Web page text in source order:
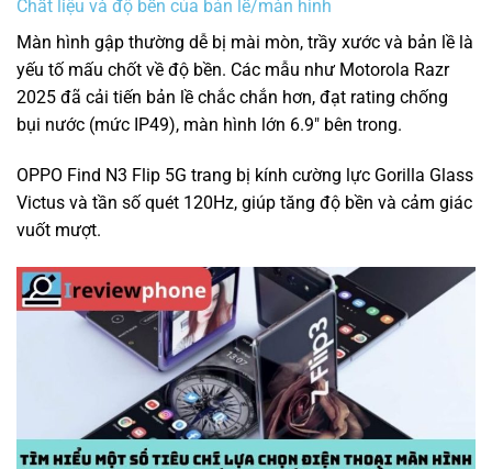
Chất liệu và độ bền của bản lề/màn hình
Màn hình gập thường dễ bị mài mòn, trầy xước và bản lề là
yếu tố mấu chốt về độ bền. Các mẫu như Motorola Razr
2025 đã cải tiến bản lề chắc chắn hơn, đạt rating chống
bụi nước (mức IP49), màn hình lớn 6.9″ bên trong.
OPPO Find N3 Flip 5G trang bị kính cường lực Gorilla Glass
Victus và tần số quét 120Hz, giúp tăng độ bền và cảm giác
vuốt mượt.